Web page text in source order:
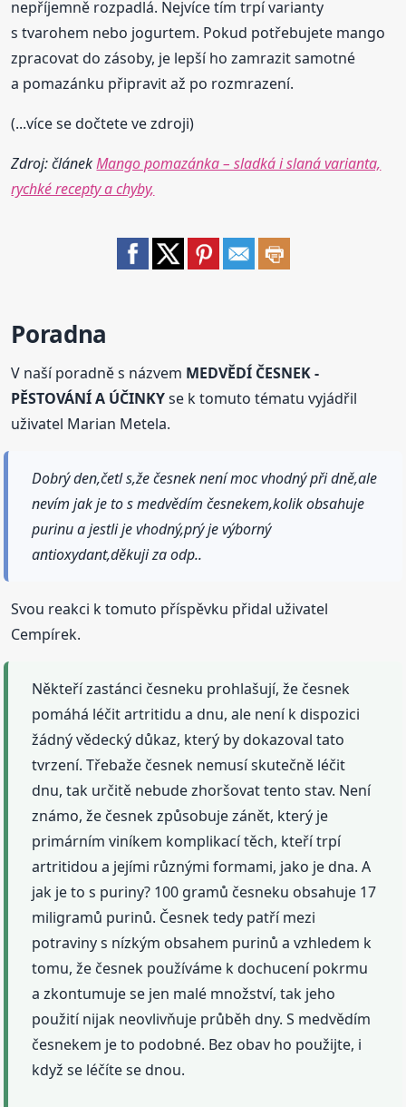
nepříjemně rozpadlá. Nejvíce tím trpí varianty
s tvarohem nebo jogurtem. Pokud potřebujete mango
zpracovat do zásoby, je lepší ho zamrazit samotné
a pomazánku připravit až po rozmrazení.
(...více se dočtete ve zdroji)
Zdroj: článekMango pomazánka – sladká i slaná varianta,
rychké recepty a chyby,
Poradna
V naší poradně s názvem MEDVĚDÍ ČESNEK -
PĚSTOVÁNÍ A ÚČINKYse k tomuto tématu vyjádřil
uživatel Marian Metela.
Dobrý den,četl s,že česnek není moc vhodný při dně,ale
nevím jak je to s medvědím česnekem,kolik obsahuje
purinu a jestli je vhodný,prý je výborný
antioxydant,děkuji za odp..
Svou reakci k tomuto příspěvku přidal uživatel
Cempírek.
Někteří zastánci česneku prohlašují, že česnek
pomáhá léčit artritidu a dnu, ale není k dispozici
žádný vědecký důkaz, který by dokazoval tato
tvrzení. Třebaže česnek nemusí skutečně léčit
dnu, tak určitě nebude zhoršovat tento stav. Není
známo, že česnek způsobuje zánět, který je
primárním viníkem komplikací těch, kteří trpí
artritidou a jejími různými formami, jako je dna. A
jak je to s puriny? 100 gramů česneku obsahuje 17
miligramů purinů. Česnek tedy patří mezi
potraviny s nízkým obsahem purinů a vzhledem k
tomu, že česnek používáme k dochucení pokrmu
a zkontumuje se jen malé množství, tak jeho
použití nijak neovlivňuje průběh dny. S medvědím
česnekem je to podobné. Bez obav ho použijte, i
když se léčíte se dnou.